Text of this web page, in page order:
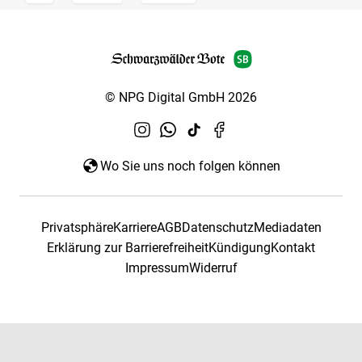
© NPG Digital GmbH 2026
Wo Sie uns noch folgen können
PrivatsphäreKarriereAGBDatenschutzMediadaten
Erklärung zur BarrierefreiheitKündigungKontakt
ImpressumWiderruf